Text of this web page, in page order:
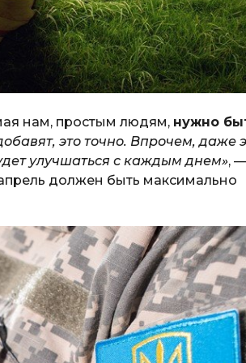
нам, простым людям, нужно
это точно. Впрочем, даже
улучшаться с каждым днем»,
должен быть максимально